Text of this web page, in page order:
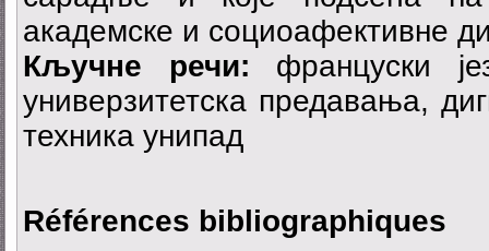
академске и социоафективне
Кључне речи: француски
универзитетска предавања,
техника унипад
Références bibliographiques